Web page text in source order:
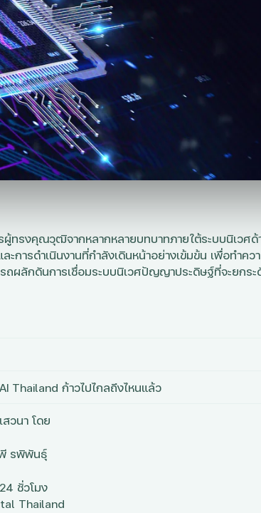
รผู้ทรงคุณวุฒิจากหลากหลายบทบาทภายใต้ระบบนิเว
ารดำเนินงานที่กำลังเดินหน้าอย่างเข้มข้น เพื่อทำคว
ถผลักดันการเชื่อมระบบนิเวศปัญญาประดิษฐ์ที่จะยกร
Thailand ก้าวไปไกลถึงไหนแล้ว
วนา โดย
พี รพิพันธุ์
ชั่วโมง
Thailand